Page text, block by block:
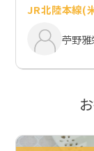
JR北陸本線(
苧野雅